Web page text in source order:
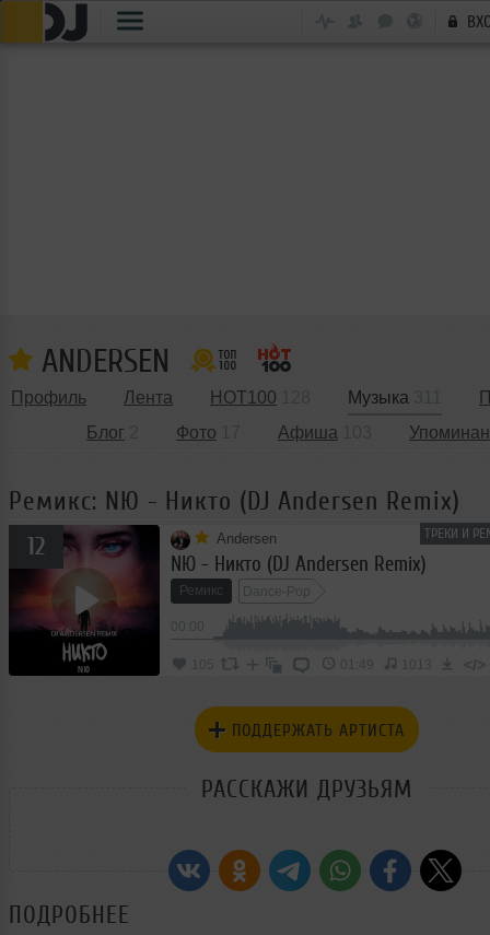
ANDERSEN
Профиль Лента HOT100 Музыка
Блог
Фото Афиша
Ремикс: NЮ - Никто (DJ Andersen Remix)
ТРЕКИ И
12 Andersen
NЮ - Никто (DJ Andersen Remix)
Ремикс Dance-Pop
105 01:49 1013 </>
ПОДДЕРЖАТЬ АРТИСТА
РАССКАЖИ ДРУЗЬЯМ
ПОДРОБНЕЕ